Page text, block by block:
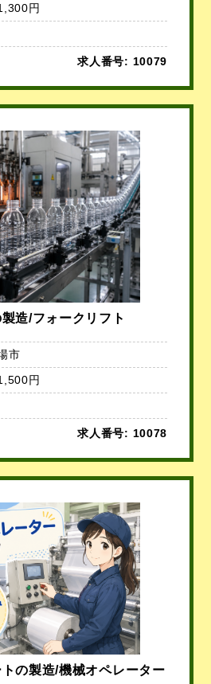
円
求人番号: 10079
造/フォークリフト
市
円
求人番号: 10078
の製造/機械オペレーター